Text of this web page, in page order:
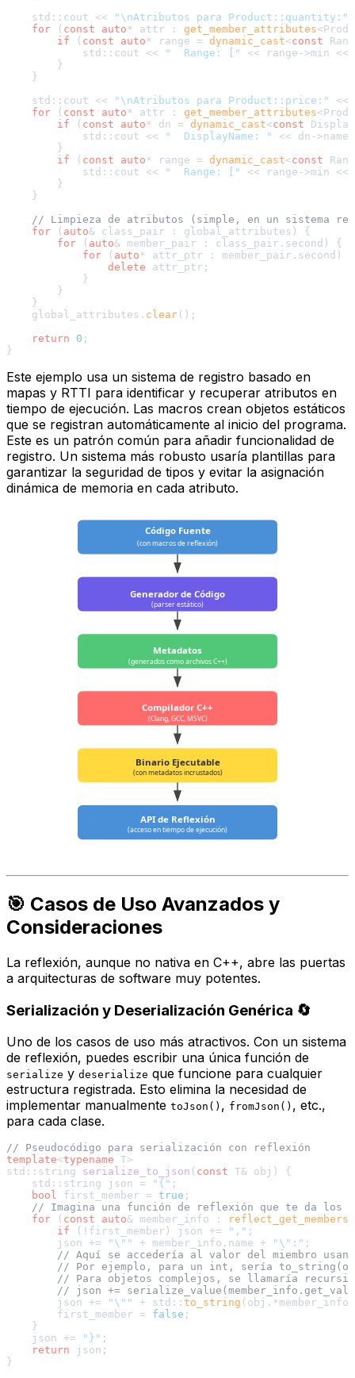
    std::cout <<
"\nAtributos para Product::quantity:"
for ( const auto* attr : get_member_attributes
if ( const auto* range = dynamic_cast<const
            std::cout <<
"  Range: ["
<< range->min <<
        }
    }
    std::cout <<
"\nAtributos para Product::price:"
for ( const auto* attr : get_member_attributes
if ( const auto* dn = dynamic_cast<const
            std::cout <<
"  DisplayName: "
<< dn-
        }
if ( const auto* range = dynamic_cast<const
            std::cout <<
"  Range: ["
<< range->min <<
        }
    }
// Limpieza de atributos (simple, en un sistema
for ( auto& class_pair : global_attributes) {
for ( auto& member_pair : class_pair.second) {
for ( auto* attr_ptr : member_pair.second) {
delete attr_ptr;
            }
        }
    }
    global_attributes.
clear ();
return
0 ;
Este ejemplo usa un sistema de registro basado en
mapas y RTTI para identificar y recuperar atributos en
tiempo de ejecución. Las macros crean objetos estáticos
que se registran automáticamente al inicio del programa.
Este es un patrón común para añadir funcionalidad de
registro. Un sistema más robusto usaría plantillas para
garantizar la seguridad de tipos y evitar la asignación
dinámica de memoria en cada atributo.
Código Fuente
(con macros de reflexión)
Generador de Código
(parser estático)
Metadatos
(generados como archivos C++)
Compilador C++
(Clang, GCC, MSVC)
Binario Ejecutable
(con metadatos incrustados)
API de Reflexión
(acceso en tiempo de ejecución)
🎯 Casos de Uso Avanzados y
Consideraciones
La reflexión, aunque no nativa en C++, abre las puertas
a arquitecturas de software muy potentes.
Serialización y Deserialización Genérica 🔄
Uno de los casos de uso más atractivos. Con un sistema
de reflexión, puedes escribir una única función de
serialize y deserialize que funcione para cualquier
estructura registrada. Esto elimina la necesidad de
implementar manualmente toJson() , fromJson() , etc.,
para cada clase.
// Pseudocódigo para serialización con reflexión
template<typename T>
std::string serialize_to_json ( const T& obj)
{
    std::string json =
"{" ;
bool first_member = true ;
// Imagina una función de reflexión que te da los
for ( const auto& member_info : reflect_get_members
if (!first_member) json += "," ;
        json +=
"\"" + member_info.name + "\":" ;
// Aquí se accedería al valor del miembro
// Por ejemplo, para un int, sería
// Para objetos complejos, se llamaría
// json +=
        json +=
"\"" + std:: to_string
        first_member =
false ;
    }
    json +=
"}" ;
return json;